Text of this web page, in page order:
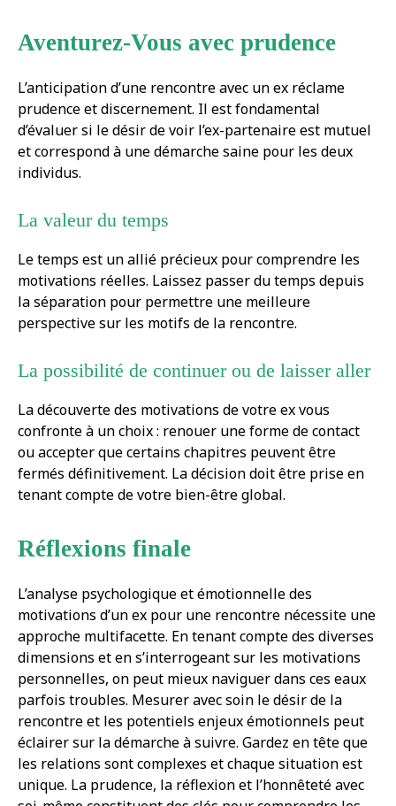
Aventurez-Vous avec prudence
L’anticipation d’une rencontre avec un ex réclame
prudence et discernement. Il est fondamental
d’évaluer si le désir de voir l’ex-partenaire est mutuel
et correspond à une démarche saine pour les deux
individus.
La valeur du temps
Le temps est un allié précieux pour comprendre les
motivations réelles. Laissez passer du temps depuis
la séparation pour permettre une meilleure
perspective sur les motifs de la rencontre.
La possibilité de continuer ou de laisser aller
La découverte des motivations de votre ex vous
confronte à un choix : renouer une forme de contact
ou accepter que certains chapitres peuvent être
fermés définitivement. La décision doit être prise en
tenant compte de votre bien-être global.
Réflexions finale
L’analyse psychologique et émotionnelle des
motivations d’un ex pour une rencontre nécessite une
approche multifacette. En tenant compte des diverses
dimensions et en s’interrogeant sur les motivations
personnelles, on peut mieux naviguer dans ces eaux
parfois troubles. Mesurer avec soin le désir de la
rencontre et les potentiels enjeux émotionnels peut
éclairer sur la démarche à suivre. Gardez en tête que
les relations sont complexes et chaque situation est
unique. La prudence, la réflexion et l’honnêteté avec